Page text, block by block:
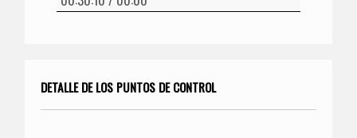
DETALLE DE LOS PUNTOS DE CONTROL